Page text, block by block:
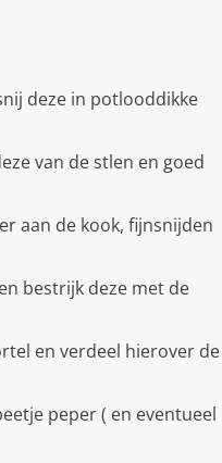
deze in potlooddikke
van de stlen en goed
aan de kook, fijnsnijden
bestrijk deze met de
en verdeel hierover de
peper ( en eventueel